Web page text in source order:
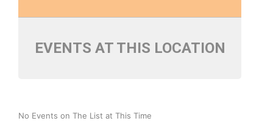
EVENTS AT THIS LOCATION
No Events on The List at This Time